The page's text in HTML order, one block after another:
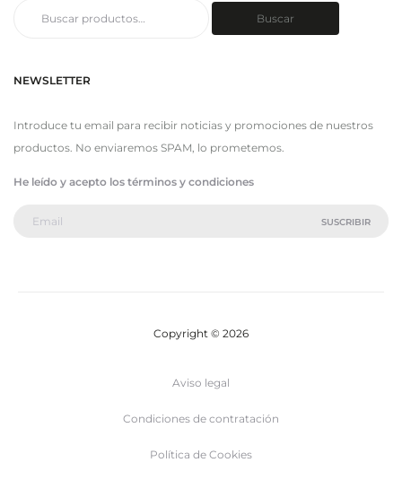
Buscar
NEWSLETTER
Introduce tu email para recibir noticias y promociones de nuestros
productos. No enviaremos SPAM, lo prometemos.
He leído y acepto los términos y condiciones
Copyright © 2026
Aviso legal
Condiciones de contratación
Política de Cookies